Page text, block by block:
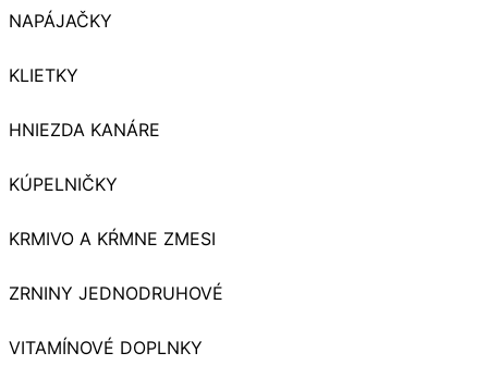
NAPÁJAČKY
KLIETKY
HNIEZDA KANÁRE
KÚPELNIČKY
KRMIVO A KŔMNE ZMESI
ZRNINY JEDNODRUHOVÉ
VITAMÍNOVÉ DOPLNKY